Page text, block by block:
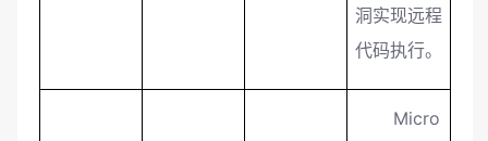
洞实现远程
代码执行。
Micro